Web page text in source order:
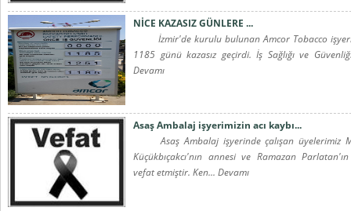
NİCE KAZASIZ GÜNLERE ...
İzmir'de kurulu bulunan Amcor Tobacco
1185 günü kazasız geçirdi. İş Sağlığı ve
Devamı
Asaş Ambalaj işyerimizin acı kaybı...
Asaş Ambalaj işyerinde çalışan üyelerimiz
Küçükbıçakcı'nın annesi ve Ramazan
vefat etmiştir. Ken... Devamı